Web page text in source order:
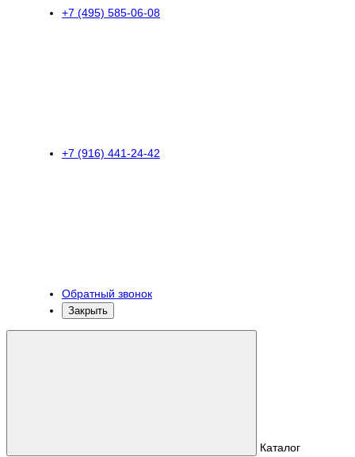
+7 (495) 585-06-08
+7 (916) 441-24-42
Обратный звонок
Закрыть
Каталог